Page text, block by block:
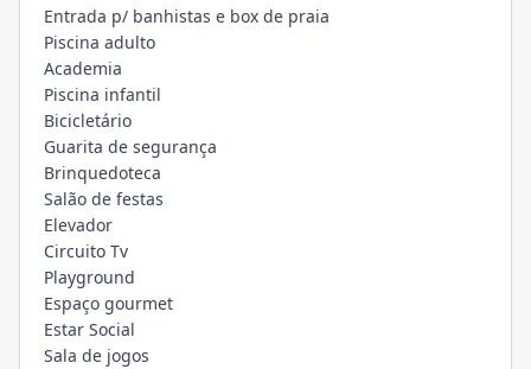
Entrada p/ banhistas e box de praia
Piscina adulto
Academia
Piscina infantil
Bicicletário
Guarita de segurança
Brinquedoteca
Salão de festas
Elevador
Circuito Tv
Playground
Espaço gourmet
Estar Social
Sala de jogos